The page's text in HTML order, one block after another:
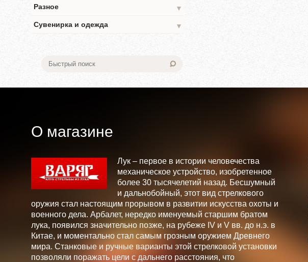
Разное
▼
Сувенирка и одежда
▼
О магазине
Лук – первое в истории человечества
механическое устройство, изобретенное
более 30 тысячелетий назад. Бесшумный
и дальнобойный, этот вид стрелкового
оружия стал настоящим прорывом в развитии искусства охоты и
военного дела. Арбалет, нередко именуемый старшим братом
лука, появился значительно позже, на рубеже IV и V вв. до н.э. в
Китае, и моментально стал самым грозным оружием Древнего
мира. Станковые и ручные варианты этой стрелковой установки
позволяли поражать цели с дальнего расстояния, что